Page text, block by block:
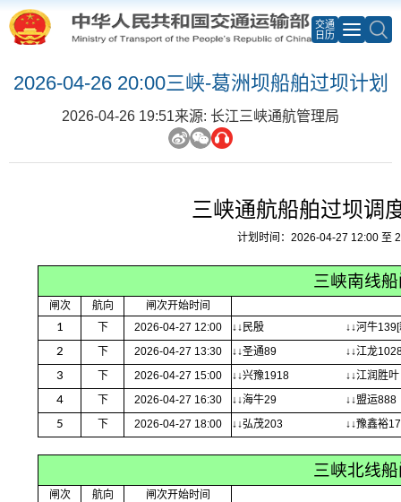
交通
日历
2026-04-26 20:00三峡-葛洲坝船舶过坝计划
2026-04-26 19:51来源: 长江三峡通航管理局
三峡通航船舶过坝调
计划时间：2026-04-27 12:00 至
三峡南线
闸次 航向 闸次开始时间
1 下 2026-04-27 12:00 ↓↓民殷 ↓↓河牛
2 下 2026-04-27 13:30 ↓↓圣通89 ↓↓江龙
3 下 2026-04-27 15:00 ↓↓兴豫1918 ↓↓江润胜叶
4 下 2026-04-27 16:30 ↓↓海牛29 ↓↓盟运888
5 下 2026-04-27 18:00 ↓↓弘茂203 ↓↓豫鑫裕
三峡北线
闸次 航向 闸次开始时间